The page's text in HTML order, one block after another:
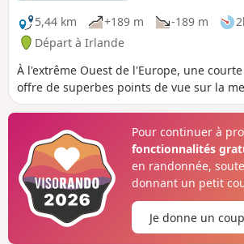
5,44 km
+189 m -189 m
Départ à Irlande
À l'extrême Ouest de l'Europe, une
offre de superbes points de vue sur la
Pour continuer à
fonctionnalités
en randonnée,
donnant un petit
Je donne un